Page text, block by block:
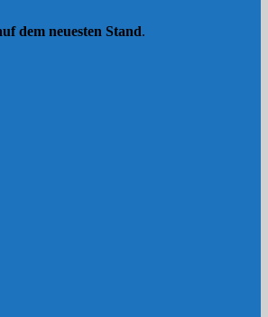
dem neuesten Stand.